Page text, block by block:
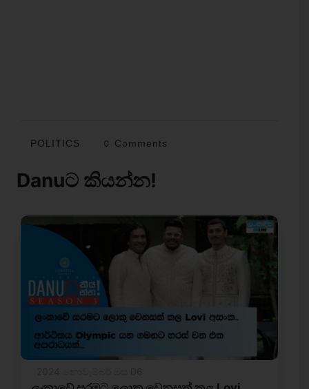
POLITICS 0 Comments